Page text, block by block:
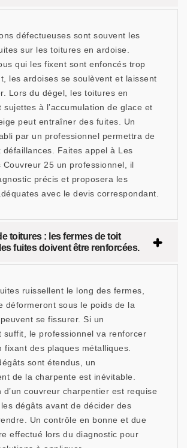
défectueuses sont souvent les
sur les toitures en ardoise.
qui les fixent sont enfoncés trop
les ardoises se soulèvent et laissent
Lors du dégel, les toitures en
sujettes à l’accumulation de glace et
peut entraîner des fuites. Un
par un professionnel permettra de
défaillances. Faites appel à Les
Couvreur 25 un professionnel, il
précis et proposera les
avec le devis correspondant.
toitures : les fermes de toit
fuites doivent être renforcées.
ruissellent le long des fermes,
déformeront sous le poids de la
se fissurer. Si un
suffit, le professionnel va renforcer
fixant des plaques métalliques.
sont étendus, un
de la charpente est inévitable.
d’un couvreur charpentier est requise
dégâts avant de décider des
Un contrôle en bonne et due
effectué lors du diagnostic pour